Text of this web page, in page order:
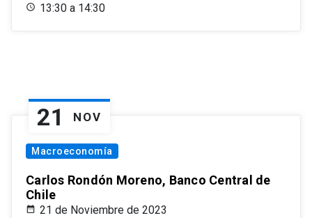
13:30 a 14:30
21 NOV
Macroeconomía
Carlos Rondón Moreno, Banco Central de
Chile
21 de Noviembre de 2023